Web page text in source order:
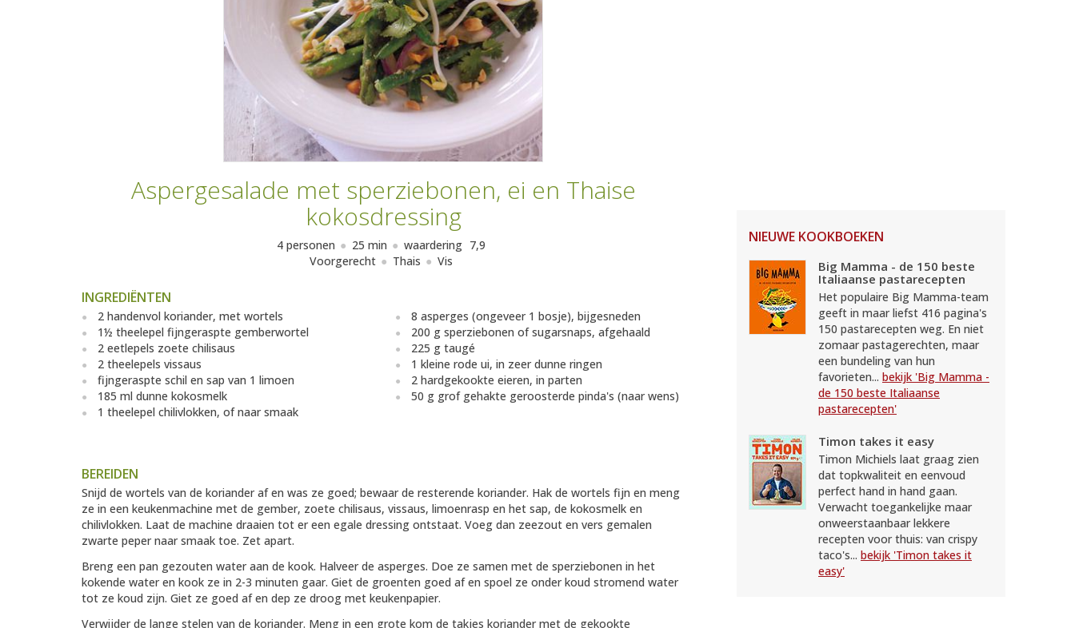
Aspergesalade met sperziebonen, ei en Thaise
kokosdressing
4 personen 25 min waardering 7,9
Voorgerecht
Thais Vis
INGREDIËNTEN
2 handenvol koriander, met wortels
1½ theelepel fijngeraspte gemberwortel
2 eetlepels zoete chilisaus
2 theelepels vissaus
fijngeraspte schil en sap van 1 limoen
185 ml dunne kokosmelk
1 theelepel chilivlokken, of naar smaak
8 asperges (ongeveer 1 bosje), bijgesneden
200 g sperziebonen of sugarsnaps, afgehaald
225 g taugé
1 kleine rode ui, in zeer dunne ringen
2 hardgekookte eieren, in parten
50 g grof gehakte geroosterde pinda's (naar wens)
BEREIDEN
Snijd de wortels van de koriander af en was ze goed; bewaar de resterende koriander. Hak de wortels fijn en meng
ze in een keukenmachine met de gember, zoete chilisaus, vissaus, limoenrasp en het sap, de kokosmelk en
chilivlokken. Laat de machine draaien tot er een egale dressing ontstaat. Voeg dan zeezout en vers gemalen
zwarte peper naar smaak toe. Zet apart.
Breng een pan gezouten water aan de kook. Halveer de asperges. Doe ze samen met de sperziebonen in het
kokende water en kook ze in 2-3 minuten gaar. Giet de groenten goed af en spoel ze onder koud stromend water
tot ze koud zijn. Giet ze goed af en dep ze droog met keukenpapier.
Verwijder de lange stelen van de koriander. Meng in een grote kom de takjes koriander met de gekookte
NIEUWE KOOKBOEKEN
Big Mamma - de 150 beste
Italiaanse pastarecepten
Het populaire Big Mamma-team
geeft in maar liefst 416 pagina's
150 pastarecepten weg. En niet
zomaar pastagerechten, maar
een bundeling van hun
favorieten... bekijk 'Big Mamma -
de 150 beste Italiaanse
pastarecepten'
Timon takes it easy
Timon Michiels laat graag zien
dat topkwaliteit en eenvoud
perfect hand in hand gaan.
Verwacht toegankelijke maar
onweerstaanbaar lekkere
recepten voor thuis: van crispy
taco's... bekijk 'Timon takes it
easy'